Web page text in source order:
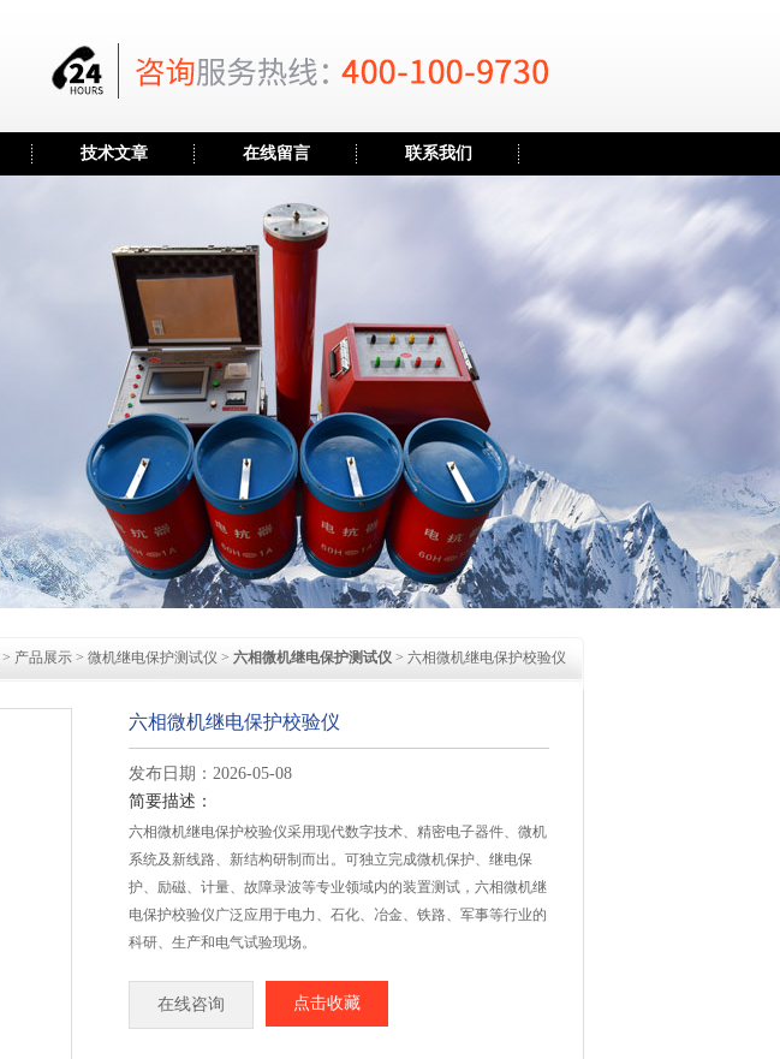
技术文章 在线留言 联系我们
> 产品展示 > 微机继电保护测试仪 > 六相微机继电保护测试仪 > 六相微机继电保护校验仪
六相微机继电保护校验仪
发布日期：2026-05-08
简要描述：
六相微机继电保护校验仪采用现代数字技术、精密电子器件、微机
系统及新线路、新结构研制而出。可独立完成微机保护、继电保
护、励磁、计量、故障录波等专业领域内的装置测试，六相微机继
电保护校验仪广泛应用于电力、石化、冶金、铁路、军事等行业的
科研、生产和电气试验现场。
在线咨询 点击收藏